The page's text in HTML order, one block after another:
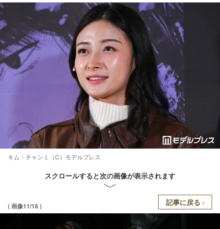
キム・チャンミ（C）モデルプレス
スクロールすると次の画像が表示されます
( 画像11/18 ) 記事に戻る